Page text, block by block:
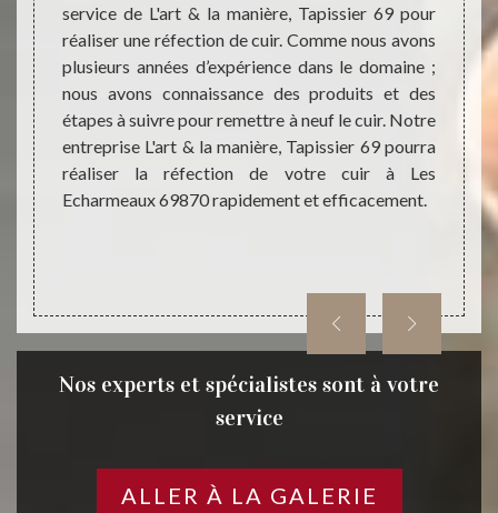
vont
& la
service de L'art & la manière, Tapissier 69 pour
réaliser une réfection de cuir. Comme nous avons
plusieurs années d’expérience dans le domaine ;
nous avons connaissance des produits et des
étapes à suivre pour remettre à neuf le cuir. Notre
entreprise L'art & la manière, Tapissier 69 pourra
réaliser la réfection de votre cuir à Les
Echarmeaux 69870 rapidement et efficacement.
à
votre
Nos experts et spécialistes sont à votre
service
ALLER À LA GALERIE